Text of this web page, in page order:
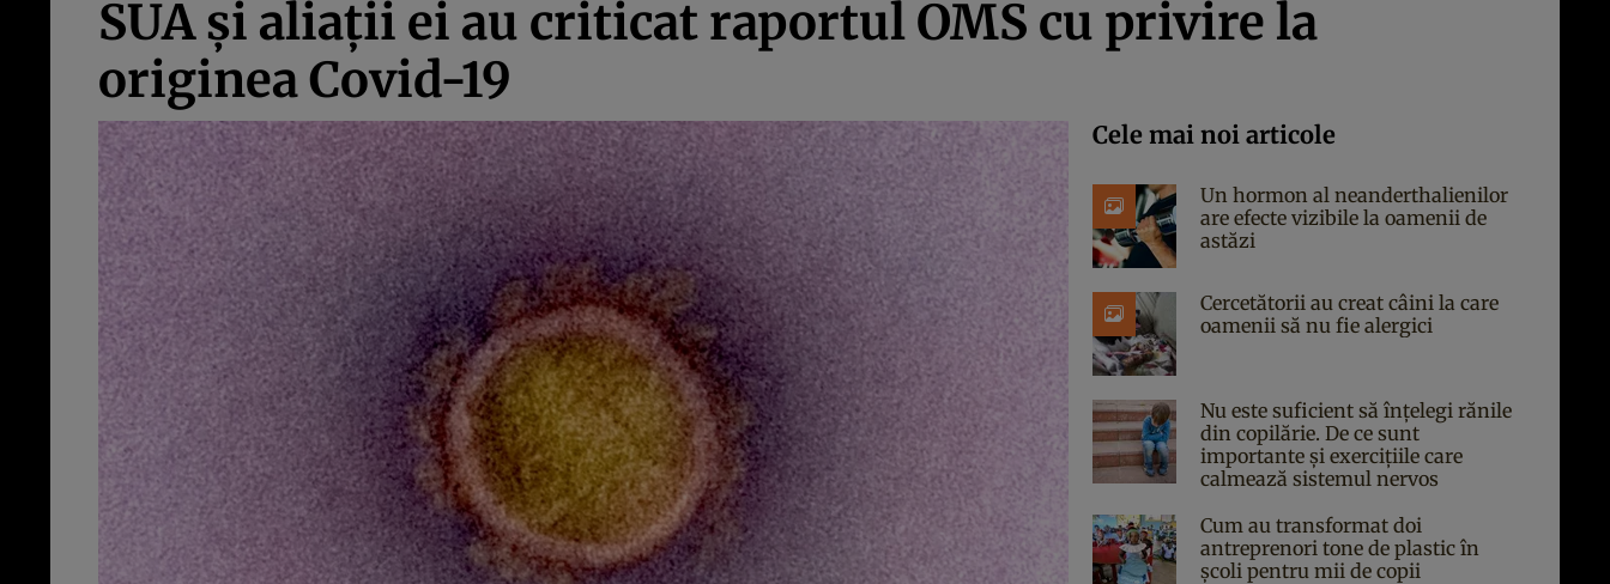
SUA și aliații ei au criticat raportul OMS cu privire la
originea Covid-19
Cele mai noi articole
Un hormon al neanderthalienilor
are efecte vizibile la oamenii de
astăzi
Cercetătorii au creat câini la care
oamenii să nu fie alergici
Nu este suficient să înțelegi rănile
din copilărie. De ce sunt
importante și exercițiile care
calmează sistemul nervos
Cum au transformat doi
antreprenori tone de plastic în
școli pentru mii de copii